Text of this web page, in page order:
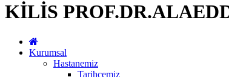
KİLİS
Kurumsal
Hastanemiz
Tarihçemiz